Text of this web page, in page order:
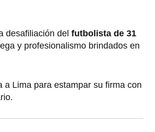
desafiliación del futbolista de 31
y profesionalismo brindados en
a Lima para estampar su firma con